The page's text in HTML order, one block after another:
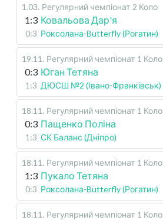
1.03. Регулярний чемпіонат 2 Коло
1:3 Ковальова Дар'я
0:3 Роксолана-Butterfly (Рогатин)
19.11 . Регулярний чемпіонат 1 Коло
0:3 Юган Тетяна
1:3 ДЮСШ №2 (Івано-Франківськ)
18.11 . Регулярний чемпіонат 1 Коло
0:3 Пащенко Поліна
1:3 СК Баланс (Дніпро)
18.11 . Регулярний чемпіонат 1 Коло
1:3 Пукало Тетяна
0:3 Роксолана-Butterfly (Рогатин)
18.11 . Регулярний чемпіонат 1 Коло